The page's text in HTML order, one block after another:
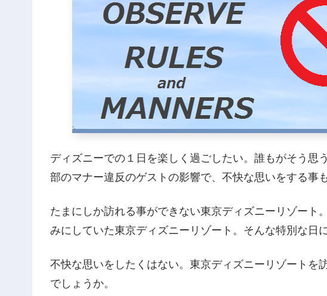
ディズニーでの１日を楽しく過ごしたい。誰もがそう思
部のマナー違反のゲストの影響で、不快な思いをする事
たまにしか訪れる事ができない東京ディズニーリゾート
みにしていた東京ディズニーリゾート。そんな特別な日
不快な思いをしたくはない。東京ディズニーリゾートを
でしょうか。